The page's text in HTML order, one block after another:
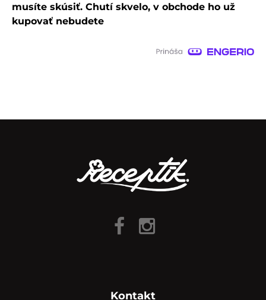
musíte skúsiť. Chutí skvelo, v obchode ho už
kupovať nebudete
Kontakt